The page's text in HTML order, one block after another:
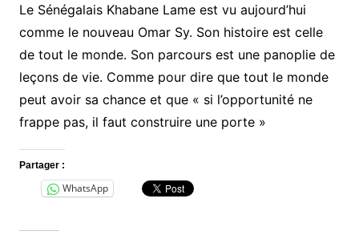
Le Sénégalais Khabane Lame est vu aujourd’hui
comme le nouveau Omar Sy. Son histoire est celle
de tout le monde. Son parcours est une panoplie de
leçons de vie. Comme pour dire que tout le monde
peut avoir sa chance et que « si l’opportunité ne
frappe pas, il faut construire une porte »
Partager :
WhatsApp